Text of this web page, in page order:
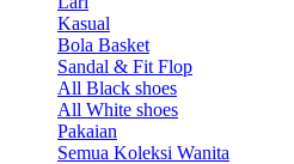
Kasual
Bola Basket
Sandal & Fit Flop
All Black shoes
All White shoes
Pakaian
Semua Koleksi Wanita